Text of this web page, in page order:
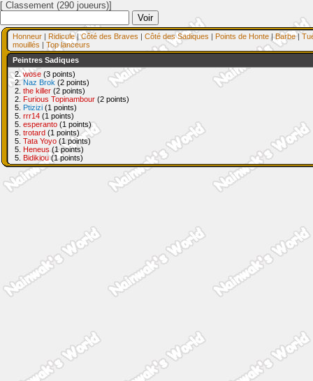
[ Classement (290 joueurs)]
Honneur | Ridicule|Côté des Braves | Côté des Sadiques | Points de Honte |Barbe|
mouillés | Top lanceurs
Peintres Sadiques
2.wose (3 points)
2. Naz Brok (2 points)
2. the killer (2 points)
2. Furious Topinambour (2 points)
5. Ptizizi (1 points)
5. rrr14 (1 points)
5. esperanto (1 points)
5. trotard (1 points)
5. Tata Yoyo (1 points)
5. Heneus (1 points)
5. Bidikiou(1 points)